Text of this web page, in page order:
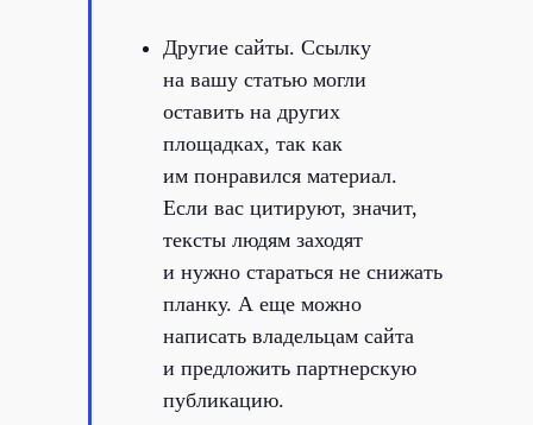
Другие сайты. Ссылку
на вашу статью могли
оставить на других
площадках, так как
им понравился материал.
Если вас цитируют, значит,
тексты людям заходят
и нужно стараться не снижать
планку. А еще можно
написать владельцам сайта
и предложить партнерскую
публикацию.